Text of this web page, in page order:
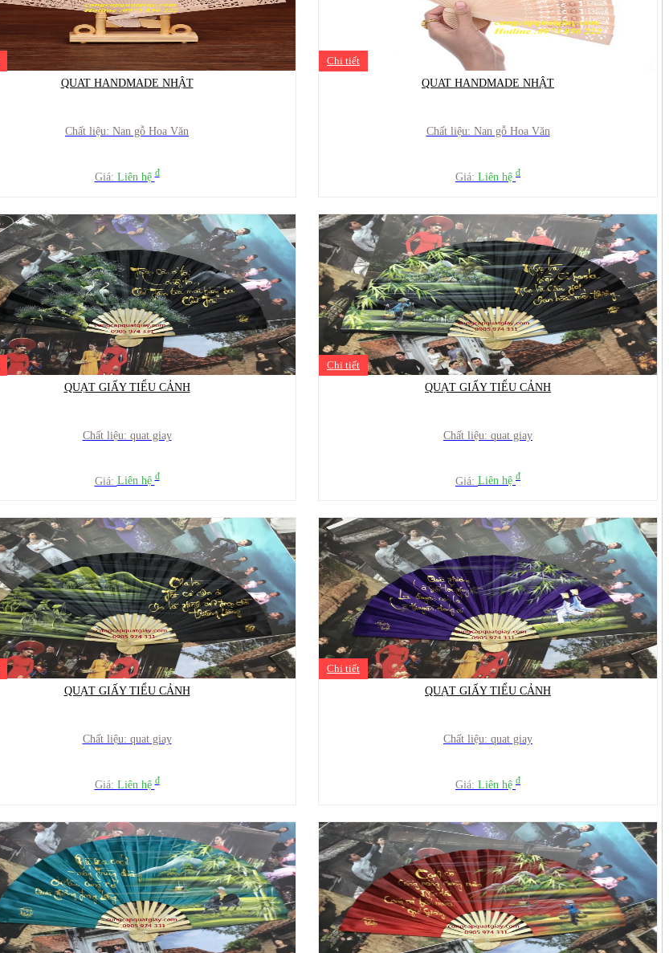
QUAT HANDMADE NHẬT
Chất liệu: Nan gỗ Hoa Văn
Giá: Liên hệđ
Chi tiết
QUAT HANDMADE NHẬT
Chất liệu: Nan gỗ Hoa Văn
Giá:Liên hệđ
QUẠT GIẤY TIỂU CẢNH
Chất liệu: quat giay
Giá: Liên hệđ
Chi tiết
QUẠT GIẤY TIỂU CẢNH
Chất liệu: quat giay
Giá:Liên hệđ
QUẠT GIẤY TIỂU CẢNH
Chất liệu: quat giay
Giá: Liên hệđ
Chi tiết
QUẠT GIẤY TIỂU CẢNH
Chất liệu: quat giay
Giá:Liên hệđ